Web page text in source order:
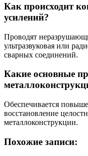
Как происходит
усилений?
Проводят
ультразвуковая или
сварных соединений.
Какие основные
Обеспечивается
восстановление
металлоконструкции.
Похожие записи: